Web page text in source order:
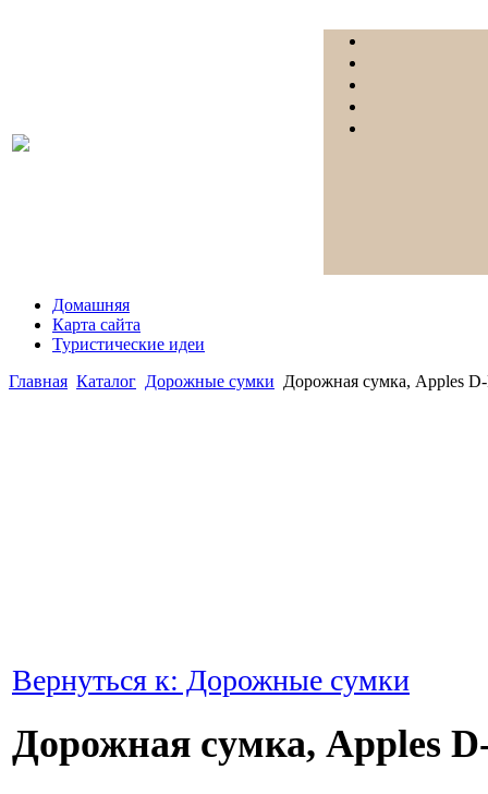
Домашняя
Карта сайта
Туристические идеи
Главная Каталог Дорожные сумки Дорожная сумка, Apples
Вернуться к: Дорожные сумки
Дорожная сумка, Apples